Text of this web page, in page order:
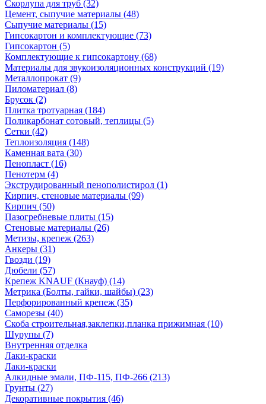
Скорлупа для труб (32)
Цемент, сыпучие материалы (48)
Сыпучие материалы (15)
Гипсокартон и комплектующие (73)
Гипсокартон (5)
Комплектующие к гипсокартону (68)
Материалы для звукоизоляционных конструкций (19)
Металлопрокат (9)
Пиломатериал (8)
Брусок (2)
Плитка тротуарная (184)
Поликарбонат сотовый, теплицы (5)
Сетки (42)
Теплоизоляция (148)
Каменная вата (30)
Пенопласт (16)
Пенотерм (4)
Экструдированный пенополистирол (1)
Кирпич, стеновые материалы (99)
Кирпич (50)
Пазогребневые плиты (15)
Стеновые материалы (26)
Метизы, крепеж (263)
Анкеры (31)
Гвозди (19)
Дюбели (57)
Крепеж KNAUF (Кнауф) (14)
Метрика (Болты, гайки, шайбы) (23)
Перфорированный крепеж (35)
Саморезы (40)
Скоба строительная,заклепки,планка прижимная (10)
Шурупы (7)
Внутренняя отделка
Лаки-краски
Лаки-краски
Алкидные эмали, ПФ-115, ПФ-266 (213)
Грунты (27)
Декоративные покрытия (46)